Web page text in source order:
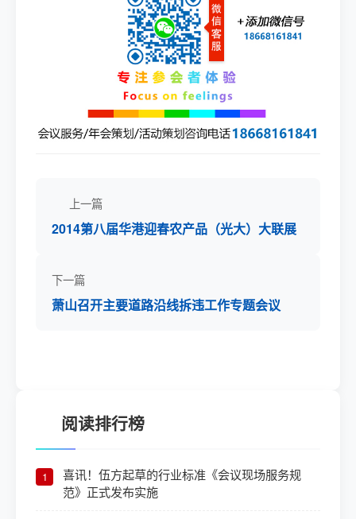
上一篇
2014第八届华港迎春农产品（光大）大联展
下一篇
萧山召开主要道路沿线拆违工作专题会议
阅读排行榜
1
喜讯！伍方起草的行业标准《会议现场服务规
范》正式发布实施